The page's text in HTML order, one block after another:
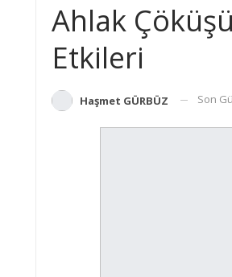
Ahlak
Etkileri
Haşmet GÜRBÜZ Son